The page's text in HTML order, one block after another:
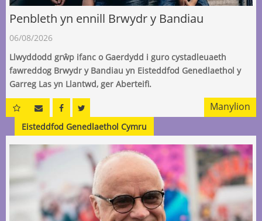
Penbleth yn ennill Brwydr y Bandiau
06/08/2026
Llwyddodd grŵp ifanc o Gaerdydd i guro cystadleuaeth
fawreddog Brwydr y Bandiau yn Eisteddfod Genedlaethol y
Garreg Las yn Llantwd, ger Aberteifi.
Manylion
Eisteddfod Genedlaethol Cymru